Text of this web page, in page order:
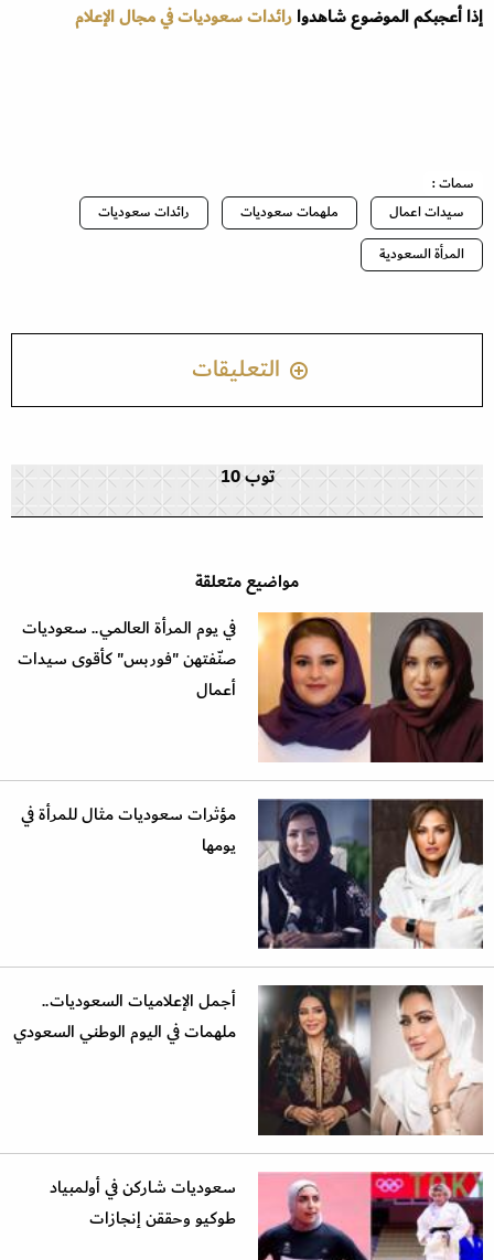
إذا أعجبكم الموضوع شاهدوارائدات سعوديات في مجال الإعلام
سمات :
سيدات اعمال
ملهمات سعوديات
رائدات سعوديات
المرأة السعودية
التعليقات
توب 10
مواضيع متعلقة
في يوم المرأة العالمي.. سعوديات
صنّفتهن "فوربس" كأقوى سيدات
أعمال
مؤثرات سعوديات مثال للمرأة في
يومها
أجمل الإعلاميات السعوديات..
ملهمات في اليوم الوطني السعودي
سعوديات شاركن في أولمبياد
طوكيو وحققن إنجازات